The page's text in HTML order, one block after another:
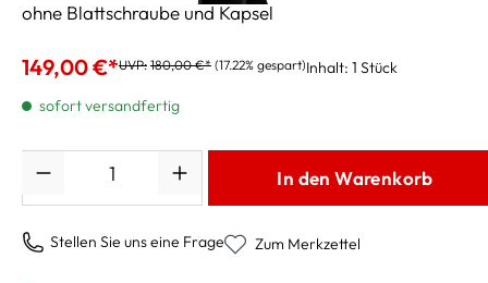
ohne Blattschraube und Kapsel
149,00 €*UVP: 180,00 €* (17.22% gespart)Inhalt: 1 Stück
sofort versandfertig
In den Warenkorb
Stellen Sie uns eine Frage Zum Merkzettel